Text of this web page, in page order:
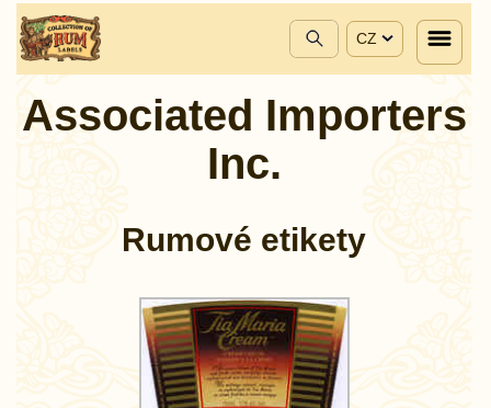
CZ
Associated Importers
Inc.
Rumové etikety